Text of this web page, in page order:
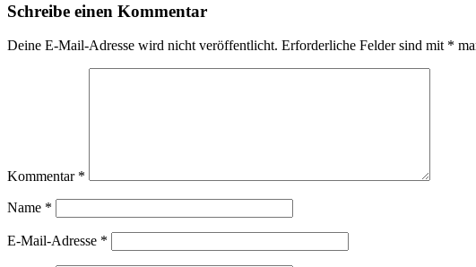
Schreibe einen Kommentar
Deine E-Mail-Adresse wird nicht veröffentlicht. Erforderliche Felder sind mit *
Kommentar *
Name *
E-Mail-Adresse *